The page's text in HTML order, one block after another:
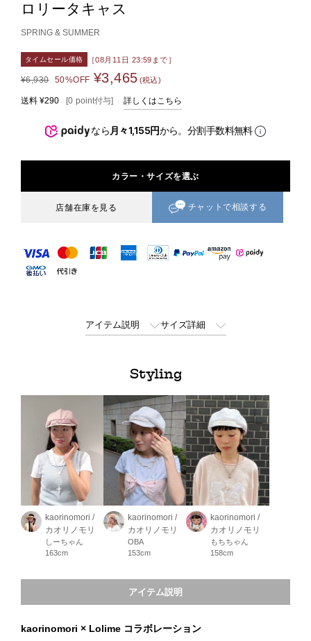
ロリータキャス
SPRING & SUMMER
タイムセール価格 ［08月11日 23:59まで］
¥6,930 50%OFF ¥3,465 (税込)
送料 ¥290 [0 point付与] 詳しくはこちら
なら月々1,155円から。分割手数料無料
カラー・サイズを選ぶ
店舗在庫を見る チャットで相談する
アイテム説明 サイズ詳細
Styling
kaorinomori /
カオリノモリ
しーちゃん
163cm
kaorinomori /
カオリノモリ
OBA
153cm
kaorinomori /
カオリノモリ
もちちゃん
158cm
アイテム説明
kaorinomori × Lolime コラボレーション